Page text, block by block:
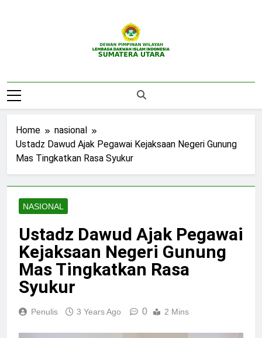
DPW LDII
Sumatera Utara
Home
nasional
Ustadz Dawud Ajak Pegawai Kejaksaan Negeri Gunung
Mas Tingkatkan Rasa Syukur
NASIONAL
Ustadz Dawud Ajak Pegawai
Kejaksaan Negeri Gunung
Mas Tingkatkan Rasa
Syukur
Penulis 3 Years Ago 0 2 Mins